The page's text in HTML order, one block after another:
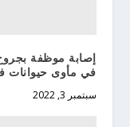
إصابة موظفة
في مأوى حيوانات
سبتمبر 3, 2022